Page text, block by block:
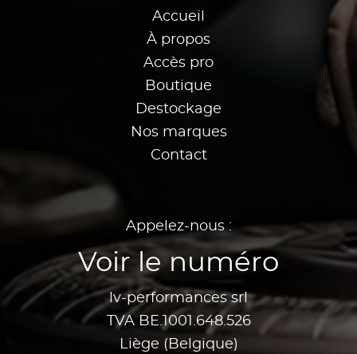
Accueil
À propos
Accès pro
Boutique
Destockage
Nos marques
Contact
Appelez-nous :
Voir le numéro
lv-performances srl
TVA BE.1001.648.526
Liège (Belgique)